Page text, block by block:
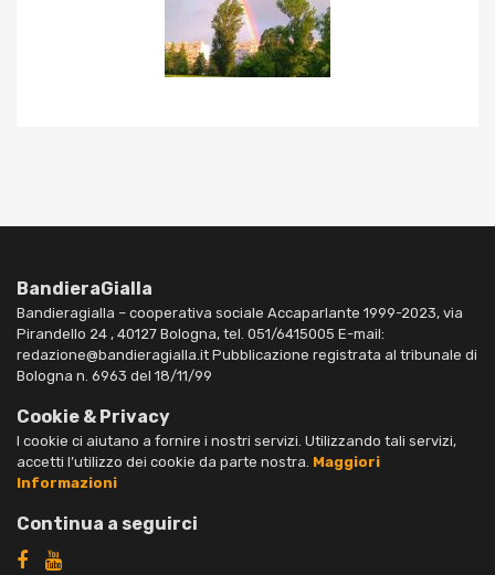
BandieraGialla
Bandieragialla – cooperativa sociale Accaparlante 1999-2023, via
Pirandello 24 , 40127 Bologna, tel. 051/6415005 E-mail:
redazione@bandieragialla.it Pubblicazione registrata al tribunale di
Bologna n. 6963 del 18/11/99
Cookie & Privacy
I cookie ci aiutano a fornire i nostri servizi. Utilizzando tali servizi,
accetti l’utilizzo dei cookie da parte nostra. Maggiori
Informazioni
Continua a seguirci